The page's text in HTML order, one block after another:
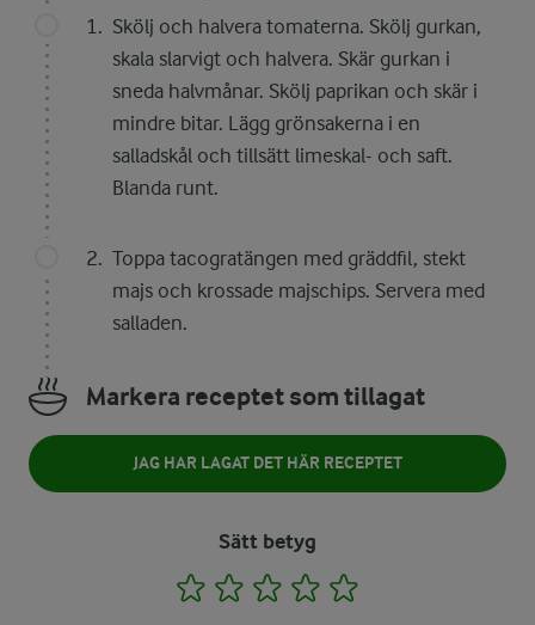
Skölj och halvera tomaterna. Skölj gurkan,
skala slarvigt och halvera. Skär gurkan i
sneda halvmånar. Skölj paprikan och skär i
mindre bitar. Lägg grönsakerna i en
salladskål och tillsätt limeskal- och saft.
Blanda runt.
Toppa tacogratängen med gräddfil, stekt
majs och krossade majschips. Servera med
salladen.
Markera receptet som tillagat
JAG HAR LAGAT DET HÄR RECEPTET
Sätt betyg
1 2 3 4